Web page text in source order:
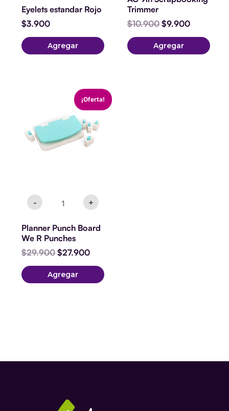
Eyelets estandar Rojo
$3.900
Agregar
Trimmer
$10.900 $9.900
Agregar
¡Oferta!
-
Planner
We
R
Punches
cantidad
+
Planner Punch Board
We R Punches
$29.900
precio
original
$29.900.
$27.900
precio
es:
$27.900.
Agregar